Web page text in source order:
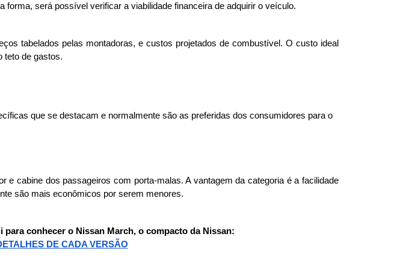
será possível verificar a viabilidade financeira de adquirir o veículo.
tabelados pelas montadoras, e custos projetados de combustível. O custo ideal
teto de gastos.
que se destacam e normalmente são as preferidas dos consumidores para o
cabine dos passageiros com porta-malas. A vantagem da categoria é a facilidade
são mais econômicos por serem menores.
conhecer o Nissan March, o compacto da Nissan:
DE CADA VERSÃO